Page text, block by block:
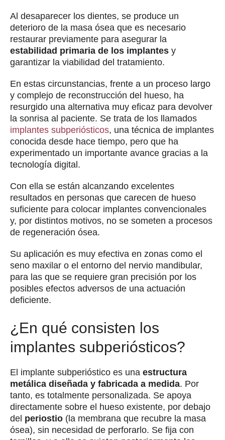
Al desaparecer los dientes, se produce un
deterioro de la masa ósea que es necesario
restaurar previamente para asegurar la
estabilidad primaria de los implantes y
garantizar la viabilidad del tratamiento.
En estas circunstancias, frente a un proceso largo
y complejo de reconstrucción del hueso, ha
resurgido una alternativa muy eficaz para devolver
la sonrisa al paciente. Se trata de los llamados
implantes subperiósticos, una técnica de implantes
conocida desde hace tiempo, pero que ha
experimentado un importante avance gracias a la
tecnología digital.
Con ella se están alcanzando excelentes
resultados en personas que carecen de hueso
suficiente para colocar implantes convencionales
y, por distintos motivos, no se someten a procesos
de regeneración ósea.
Su aplicación es muy efectiva en zonas como el
seno maxilar o el entorno del nervio mandibular,
para las que se requiere gran precisión por los
posibles efectos adversos de una actuación
deficiente.
¿En qué consisten los
implantes subperiósticos?
El implante subperióstico es una estructura
metálica diseñada y fabricada a medida. Por
tanto, es totalmente personalizada. Se apoya
directamente sobre el hueso existente, por debajo
del periostio (la membrana que recubre la masa
ósea), sin necesidad de perforarlo. Se fija con